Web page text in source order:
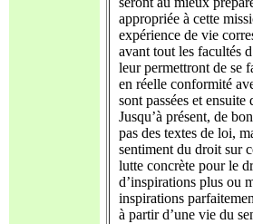
appropriée à cette
expérience de vie
avant tout les facultés
leur permettront de se
en réelle conformité
sont passées et
Jusqu’à présent, de
pas des textes de loi,
sentiment du droit sur
lutte concrète pour le
d’inspirations plus ou
inspirations
à partir d’une vie du